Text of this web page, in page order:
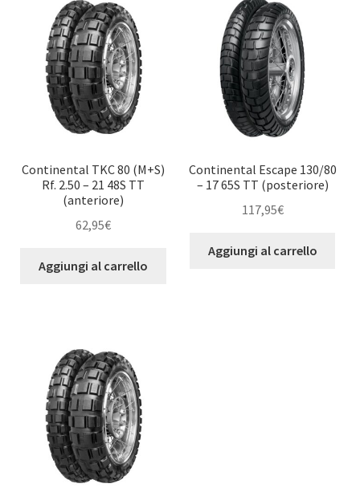
Continental TKC 80 (M+S)
Rf. 2.50 – 21 48S TT
(anteriore)
62,95€
Aggiungi al carrello
Continental Escape 130/80
– 17 65S TT (posteriore)
117,95€
Aggiungi al carrello